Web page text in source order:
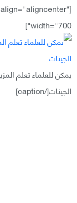
width="700"]
يمكن للعلماء تعلم
الجينات[/caption]